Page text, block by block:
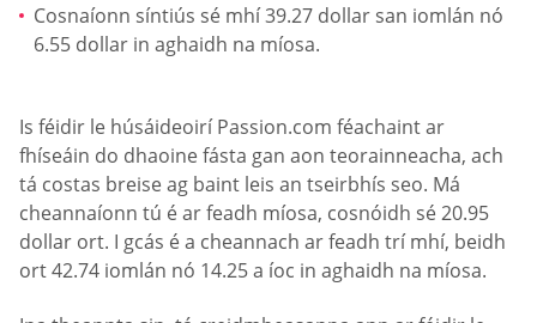
Cosnaíonn síntiús sé mhí 39.27 dollar san iomlán nó
6.55 dollar in aghaidh na míosa.
Is féidir le húsáideoirí Passion.com féachaint ar
fhíseáin do dhaoine fásta gan aon teorainneacha, ach
tá costas breise ag baint leis an tseirbhís seo. Má
cheannaíonn tú é ar feadh míosa, cosnóidh sé 20.95
dollar ort. I gcás é a cheannach ar feadh trí mhí, beidh
ort 42.74 iomlán nó 14.25 a íoc in aghaidh na míosa.